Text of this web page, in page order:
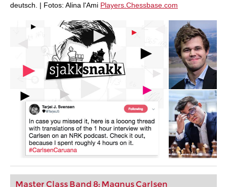
deutsch. | Fotos: Alina l'Ami Players.Chessbase.com
Master Class Band 8: Magnus Carlsen